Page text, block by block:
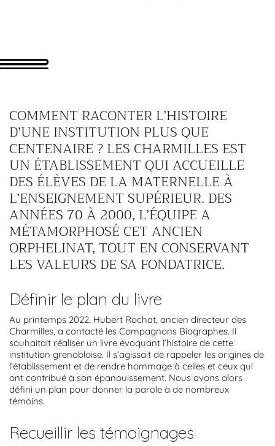
COMMENT RACONTER L’HISTOIRE
D’UNE INSTITUTION PLUS QUE
CENTENAIRE ? LES CHARMILLES EST
UN ÉTABLISSEMENT QUI ACCUEILLE
DES ÉLÈVES DE LA MATERNELLE À
L’ENSEIGNEMENT SUPÉRIEUR. DES
ANNÉES 70 À 2000, L’ÉQUIPE A
MÉTAMORPHOSÉ CET ANCIEN
ORPHELINAT, TOUT EN CONSERVANT
LES VALEURS DE SA FONDATRICE.
Définir le plan du livre
Au printemps 2022, Hubert Rochat, ancien directeur des
Charmilles, a contacté les Compagnons Biographes. Il
souhaitait réaliser un livre évoquant l’histoire de cette
institution grenobloise. Il s’agissait de rappeler les origines de
l’établissement et de rendre hommage à celles et ceux qui
ont contribué à son épanouissement. Nous avons alors
défini un plan pour donner la parole à de nombreux
témoins.
Recueillir les témoignages